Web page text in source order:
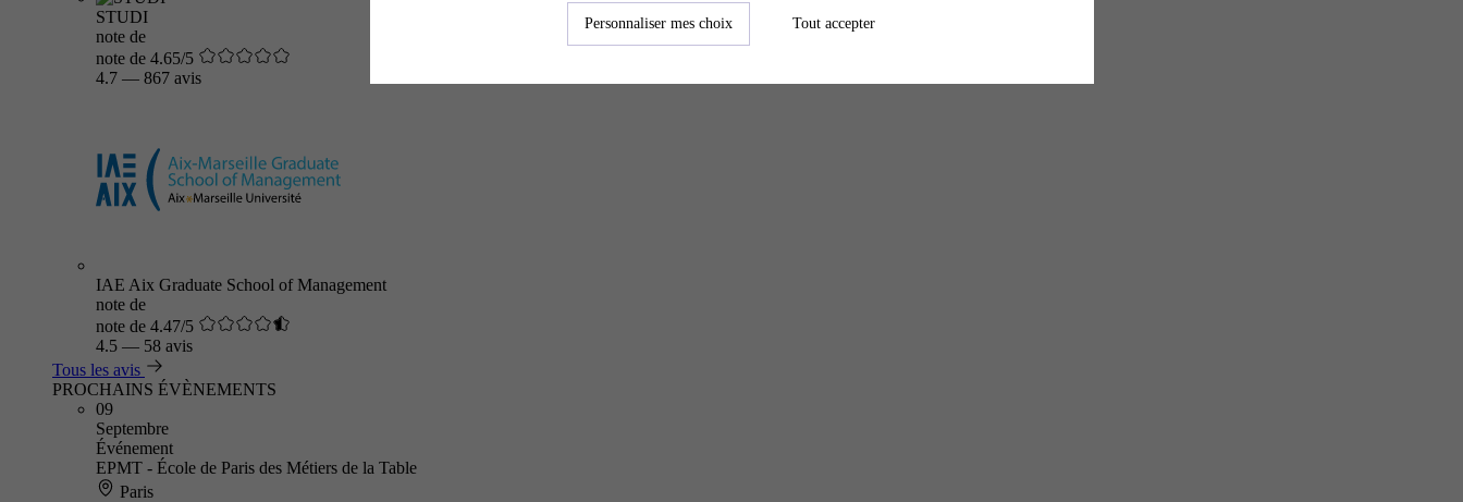
STUDI
note de
note de 4.65/5
4.7 — 867 avis
IAE Aix Graduate School of Management
note de
note de 4.47/5
4.5 — 58 avis
Tous les avis
PROCHAINS ÉVÈNEMENTS
09
Septembre
Événement
EPMT - École de Paris des Métiers de la Table
Paris
Personnaliser mes choix Tout accepter